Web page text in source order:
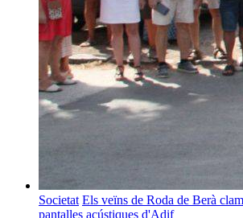
Societat Els veïns de Roda de Berà
pantalles acústiques d'Adif